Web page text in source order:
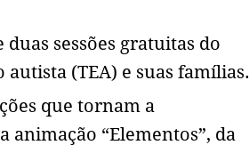
duas sessões gratuitas do
(TEA) e suas famílias.
que tornam a
“Elementos”, da